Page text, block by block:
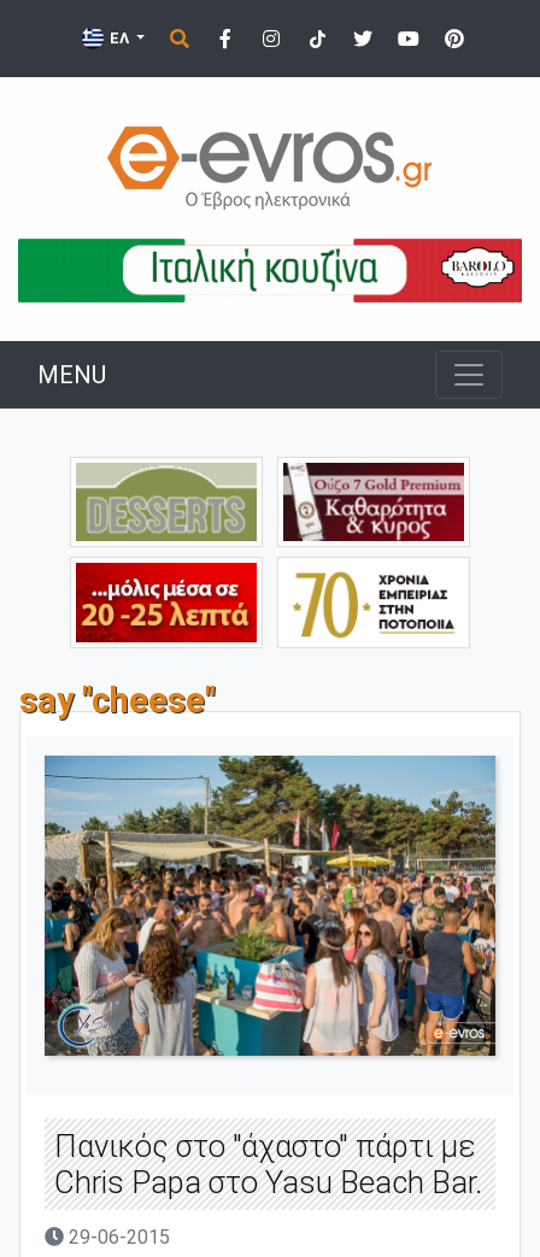
ΕΛ
MENU
say "cheese"
Πανικός στο "άχαστο" πάρτι με
Chris Papa στο Yasu Beach Bar.
29-06-2015